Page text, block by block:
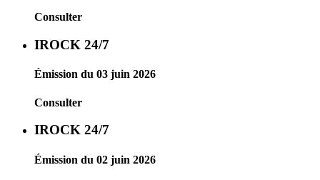
Consulter
IROCK 24/7
Émission du 03 juin 2026
Consulter
IROCK 24/7
Émission du 02 juin 2026